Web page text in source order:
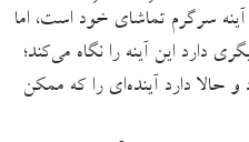
آینه سرگرم تماشای خود است، اما
دارد این آینه را نگاه می‌کند؛
و حالا دارد آینده‌ای را که ممکن